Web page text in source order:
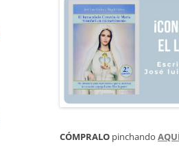
CÓMPRALO pinchando